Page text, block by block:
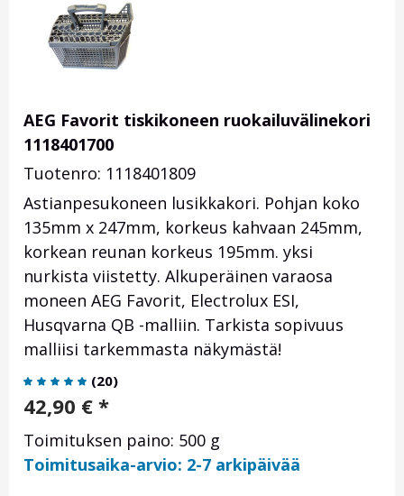
AEG Favorit tiskikoneen ruokailuvälinekori
1118401700
Tuotenro: 1118401809
Astianpesukoneen lusikkakori. Pohjan koko
135mm x 247mm, korkeus kahvaan 245mm,
korkean reunan korkeus 195mm. yksi
nurkista viistetty. Alkuperäinen varaosa
moneen AEG Favorit, Electrolux ESI,
Husqvarna QB -malliin. Tarkista sopivuus
malliisi tarkemmasta näkymästä!
(20)
42,90 € *
Toimituksen paino: 500 g
Toimitusaika-arvio: 2-7 arkipäivää